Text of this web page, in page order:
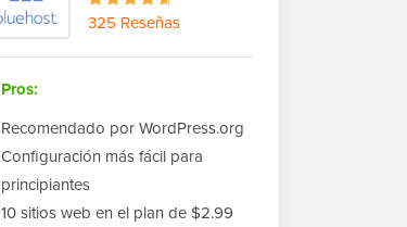
325 Reseñas
Pros:
Recomendado por WordPress.org
Configuración más fácil para
principiantes
10 sitios web en el plan de $2.99